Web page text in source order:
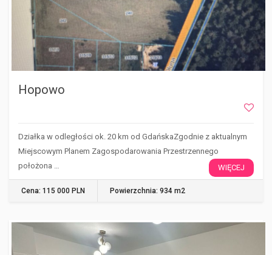
Hopowo
Działka w odległości ok. 20 km od GdańskaZgodnie z aktualnym
Miejscowym Planem Zagospodarowania Przestrzennego
położona …
WIĘCEJ
Cena: 115 000 PLN Powierzchnia: 934 m2